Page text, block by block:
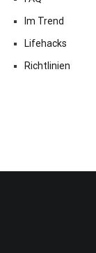
Im Trend
Lifehacks
Richtlinien